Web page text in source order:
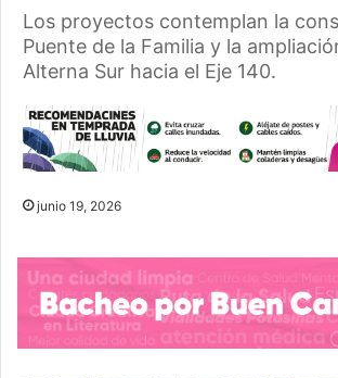
Los proyectos contemplan la
Puente de la Familia y la
Alterna Sur hacia el Eje 140.
junio 19, 2026